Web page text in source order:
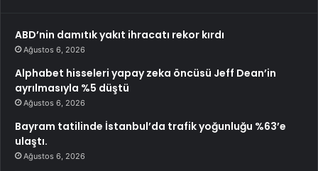
ABD’nin damıtık yakıt ihracatı rekor kırdı
Ağustos 6, 2026
Alphabet hisseleri yapay zeka öncüsü Jeff Dean’in
ayrılmasıyla %5 düştü
Ağustos 6, 2026
Bayram tatilinde İstanbul’da trafik yoğunluğu %63’e
ulaştı.
Ağustos 6, 2026